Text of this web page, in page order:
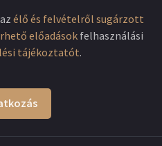
élő és felvételről sugárzott
előadások felhasználási
tájékoztatót.